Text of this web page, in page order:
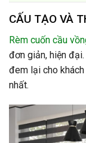
CẤU TẠO VÀ
Rèm cuốn cầu
đơn giản, hiện
đem lại cho
nhất.